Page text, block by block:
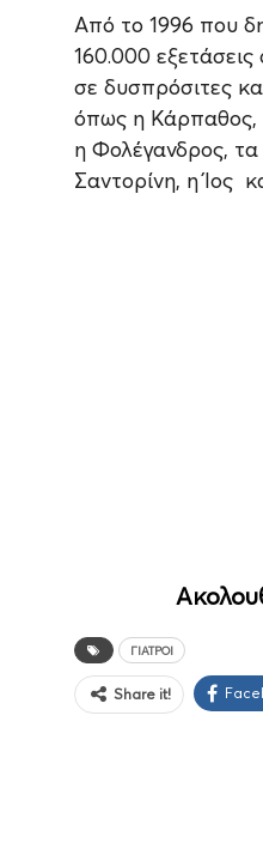
Από το 1996 που
160.000
σε δυσπρόσιτες
όπως η Κάρπαθος,
η Φολέγανδρος,
Σαντορίνη, η Ίος
ΓΙΑΤΡΟΊ
Share it!